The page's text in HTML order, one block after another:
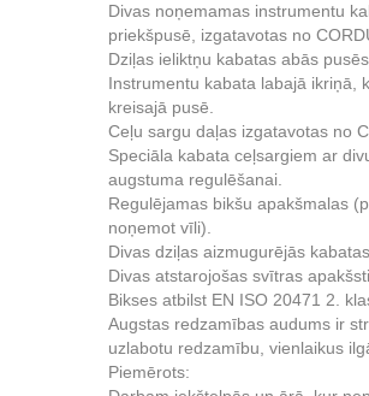
Divas noņemamas instrumentu
priekšpusē, izgatavotas no
Dziļas ieliktņu kabatas abās
Instrumentu kabata labajā ikriņā,
kreisajā pusē.
Ceļu sargu daļas izgatavotas no
Speciāla kabata ceļsargiem ar
augstuma regulēšanai.
Regulējamas bikšu apakšmalas
noņemot vīli).
Divas dziļas aizmugurējās kabatas.
Divas atstarojošas svītras
Bikses atbilst EN ISO 20471 2.
Augstas redzamības audums ir
uzlabotu redzamību, vienlaikus
Piemērots: